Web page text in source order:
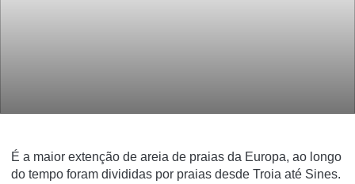
É a maior extenção de areia de praias da Europa, ao longo
do tempo foram divididas por praias desde Troia até Sines.